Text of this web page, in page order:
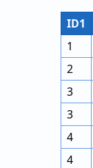
ID1
1
2
3
3
4
4